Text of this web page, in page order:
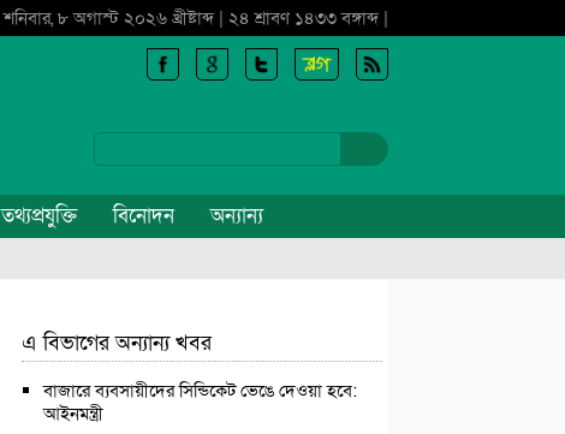
শনিবার, ৮ অগাস্ট ২০২৬ খ্রীষ্টাব্দ | ২৪ শ্রাবণ ১৪৩৩ বঙ্গাব্দ |
তথ্যপ্রযুক্তি বিনোদন অন্যান্য
এ বিভাগের অন্যান্য খবর
বাজারে ব্যবসায়ীদের সিন্ডিকেট ভেঙে দেওয়া হবে:
আইনমন্ত্রী